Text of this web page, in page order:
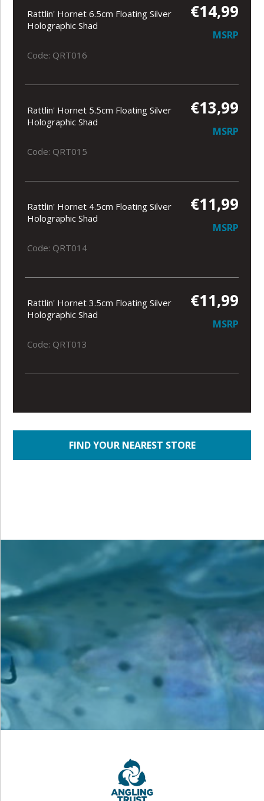
Rattlin' Hornet 6.5cm Floating Silver
Holographic Shad
€14,99
MSRP
Code: QRT016
Rattlin' Hornet 5.5cm Floating Silver
Holographic Shad
€13,99
MSRP
Code: QRT015
Rattlin' Hornet 4.5cm Floating Silver
Holographic Shad
€11,99
MSRP
Code: QRT014
Rattlin' Hornet 3.5cm Floating Silver
Holographic Shad
€11,99
MSRP
Code: QRT013
FIND YOUR NEAREST STORE